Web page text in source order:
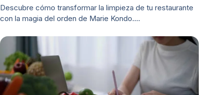
Descubre cómo transformar la limpieza de tu restaurante
con la magia del orden de Marie Kondo.…